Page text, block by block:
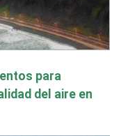
para
del aire en